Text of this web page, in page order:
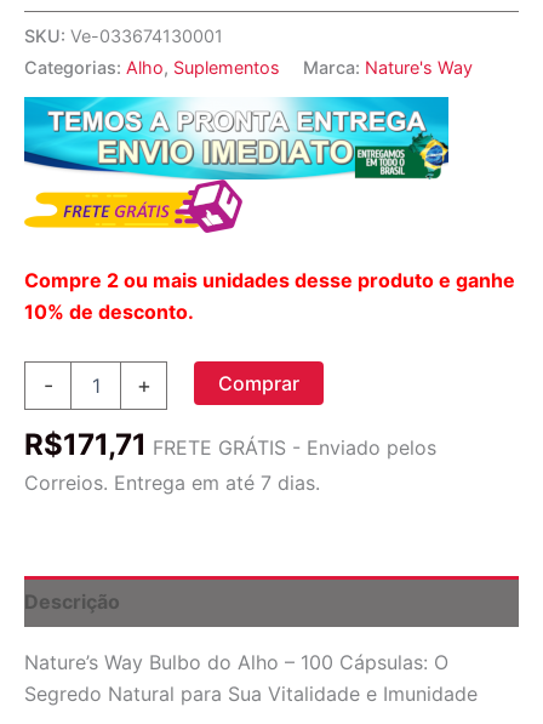
SKU: Ve-033674130001
Categorias: Alho, Suplementos Marca: Nature's Way
Compre 2 ou mais unidades desse produto e ganhe
10% de desconto.
-
do
-
Escolha
Natural
Bem-
Estar
quantidade
+ Comprar
R$171,71 FRETE GRÁTIS - Enviado pelos
Correios. Entrega em até 7 dias.
Descrição
Nature’s Way Bulbo do Alho – 100 Cápsulas: O
Segredo Natural para Sua Vitalidade e Imunidade